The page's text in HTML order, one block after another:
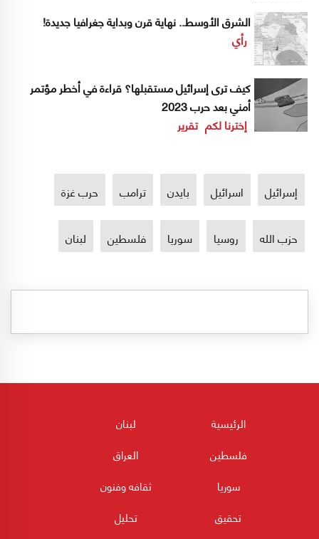
الشرق الأوسط.. نهاية قرن وبداية جغرافيا جديدة!
رأي
كيف ترى إسرائيل مستقبلها؟ قراءة في أخطر مؤتمر
أمني بعد حرب 2023
إخترنا لكم تقرير
إسرائيل اسرائيل بايدن ترامب حرب غزة
حزب الله روسيا سوريا فلسطين لبنان
الرئيسية
لبنان
فلسطين
العراق
سوريا
ثقافه وفنون
تحقيق
تحليل